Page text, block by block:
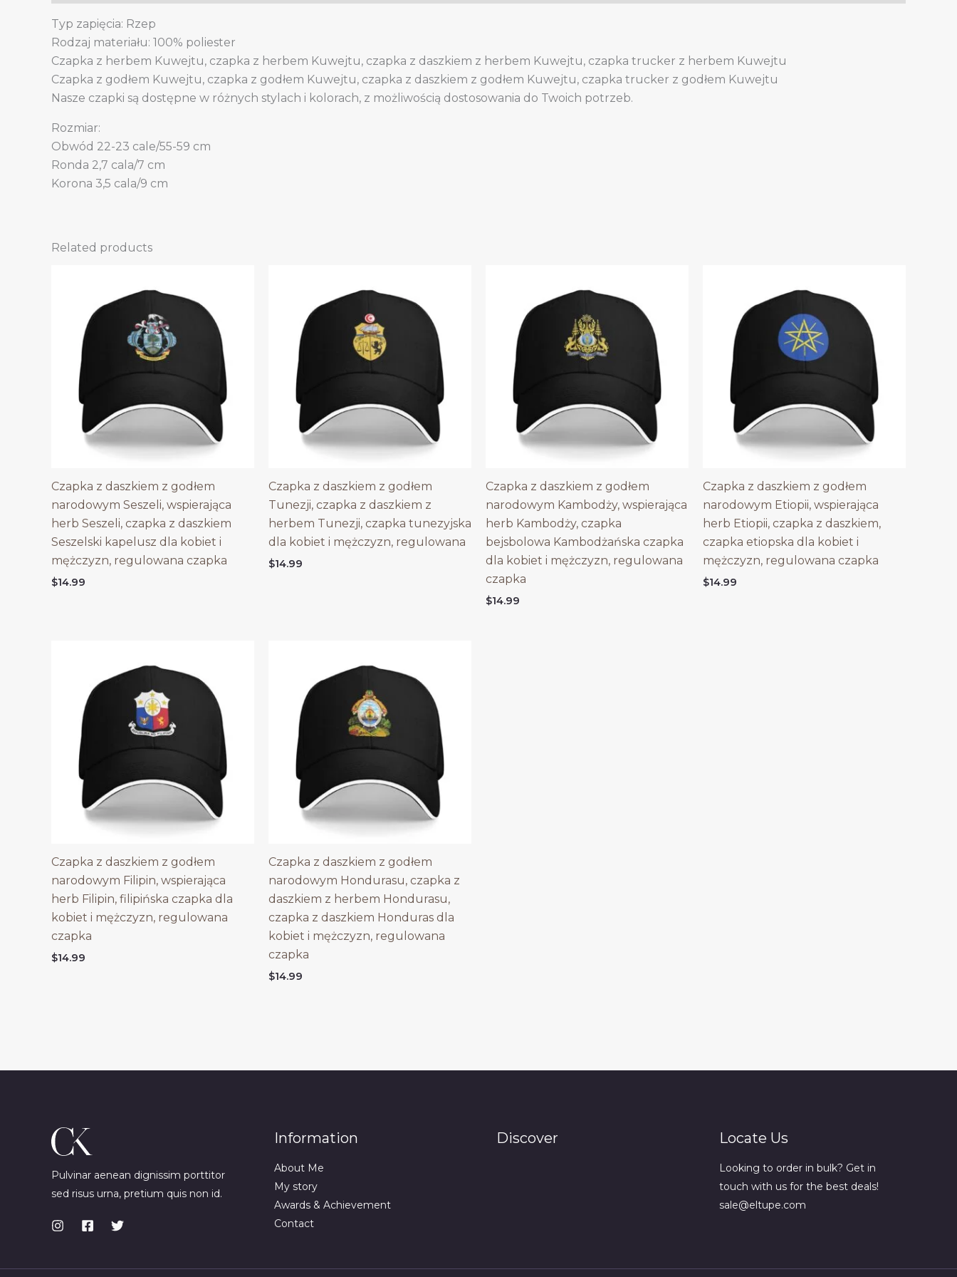
Typ zapięcia: Rzep
Rodzaj materiału: 100% poliester
Czapka z herbem Kuwejtu, czapka z herbem Kuwejtu, czapka z daszkiem z herbem Kuwejtu, czapka trucker z herbem Kuwejtu
Czapka z godłem Kuwejtu, czapka z godłem Kuwejtu, czapka z daszkiem z godłem Kuwejtu, czapka trucker z godłem Kuwejtu
Nasze czapki są dostępne w różnych stylach i kolorach, z możliwością dostosowania do Twoich potrzeb.
Rozmiar:
Obwód 22-23 cale/55-59 cm
Ronda 2,7 cala/7 cm
Korona 3,5 cala/9 cm
Related products
Czapka z daszkiem z godłem
narodowym Seszeli, wspierająca
herb Seszeli, czapka z daszkiem
Seszelski kapelusz dla kobiet i
mężczyzn, regulowana czapka
$14.99
Czapka z daszkiem z godłem
Tunezji, czapka z daszkiem z
herbem Tunezji, czapka tunezyjska
dla kobiet i mężczyzn, regulowana
$14.99
Czapka z daszkiem z godłem
narodowym Kambodży, wspierająca
herb Kambodży, czapka
bejsbolowa Kambodżańska czapka
dla kobiet i mężczyzn, regulowana
czapka
$14.99
Czapka z daszkiem z godłem
narodowym Etiopii, wspierająca
herb Etiopii, czapka z daszkiem,
czapka etiopska dla kobiet i
mężczyzn, regulowana czapka
$14.99
Czapka z daszkiem z godłem
narodowym Filipin, wspierająca
herb Filipin, filipińska czapka dla
kobiet i mężczyzn, regulowana
czapka
$14.99
Czapka z daszkiem z godłem
narodowym Hondurasu, czapka z
daszkiem z herbem Hondurasu,
czapka z daszkiem Honduras dla
kobiet i mężczyzn, regulowana
czapka
$14.99
Pulvinar aenean dignissim porttitor
sed risus urna, pretium quis non id.
Information
About Me
My story
Awards & Achievement
Contact
Discover Locate Us
Looking to order in bulk? Get in
touch with us for the best deals!
sale@eltupe.com